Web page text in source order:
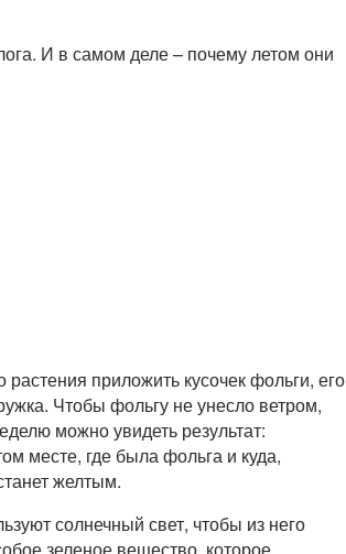
И в самом деле – почему летом они
приложить кусочек фольги, его
Чтобы фольгу не унесло ветром,
можно увидеть результат:
месте, где была фольга и куда,
желтым.
солнечный свет, чтобы из него